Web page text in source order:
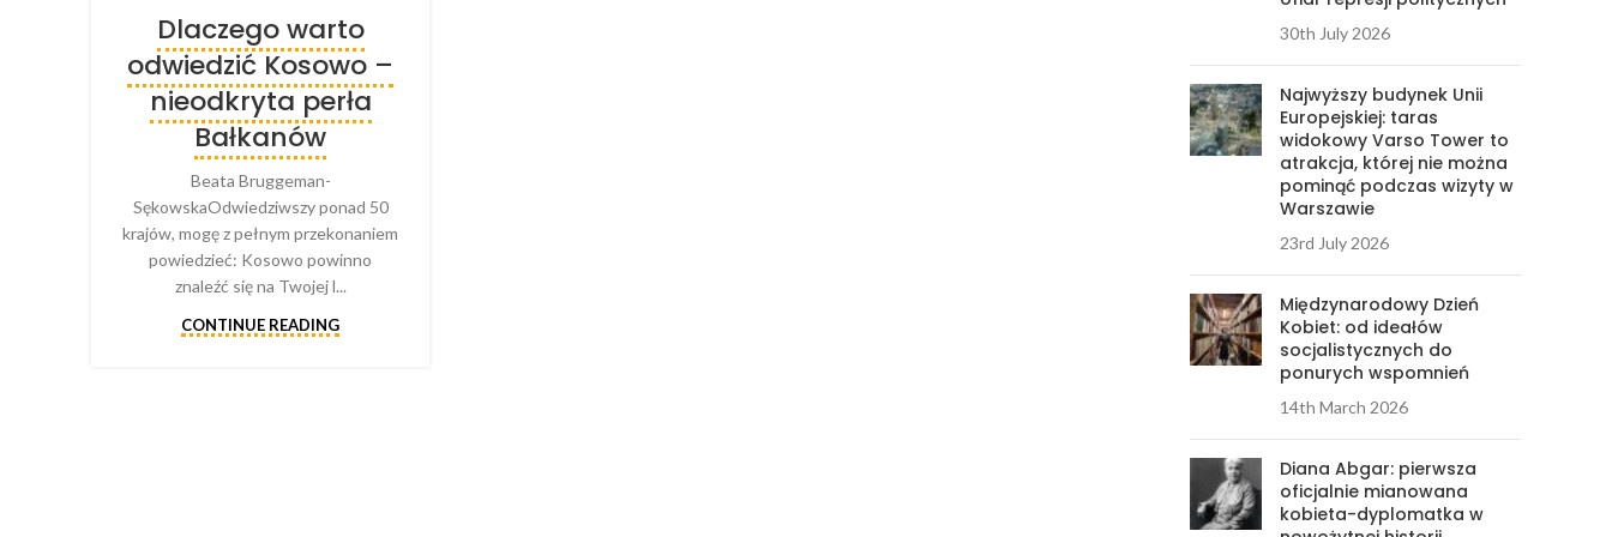
Dlaczego warto
odwiedzić Kosowo –
nieodkryta perła
Bałkanów
Beata Bruggeman-
SękowskaOdwiedziwszy ponad 50
krajów, mogę z pełnym przekonaniem
powiedzieć: Kosowo powinno
znaleźć się na Twojej l...
CONTINUE READING
30th July 2026
Najwyższy budynek Unii
Europejskiej: taras
widokowy Varso Tower to
atrakcja, której nie można
pominąć podczas wizyty w
Warszawie
23rd July 2026
Międzynarodowy Dzień
Kobiet: od ideałów
socjalistycznych do
ponurych wspomnień
14th March 2026
Diana Abgar: pierwsza
oficjalnie mianowana
kobieta-dyplomatka w